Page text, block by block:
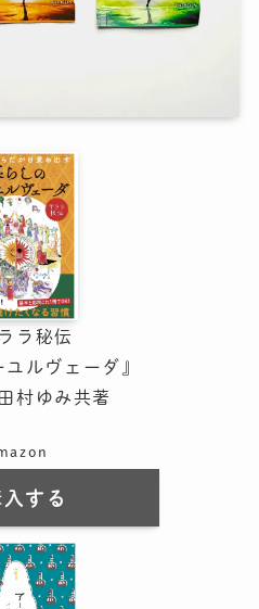
ラ秘伝
ルヴェーダ』
村ゆみ共著
入する